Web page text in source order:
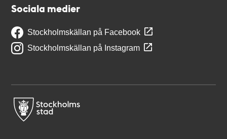
Sociala medier
Stockholmskällan på Facebook
Stockholmskällan på Instagram